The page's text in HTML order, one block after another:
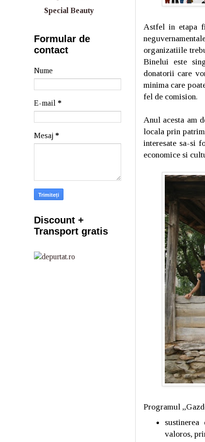
Astfel in etapa
organizatiile
Binelui este
donatorii care
minima care
fel de comision.
Anul acesta am
locala prin
interesate sa-si
economice si
Programul
valoros,
Special Beauty
Formular de
contact
Nume
E-mail *
Mesaj *
Discount +
Transport gratis